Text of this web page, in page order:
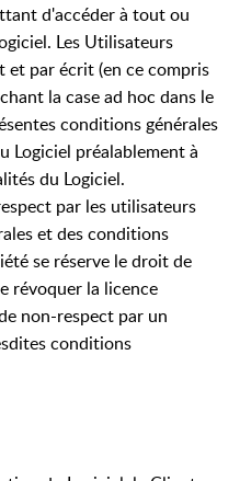
d'accéder à tout ou
Les Utilisateurs
et par écrit (en ce compris
la case ad hoc dans le
conditions générales
Logiciel préalablement à
du Logiciel.
par les utilisateurs
et des conditions
se réserve le droit de
révoquer la licence
non-respect par un
conditions